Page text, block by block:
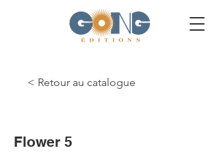
< Retour au catalogue
Flower 5